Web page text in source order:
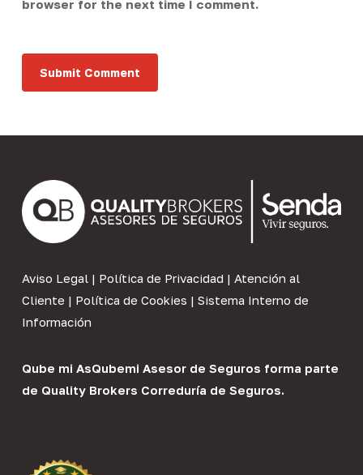
browser for the next time I comment.
Aviso Legal| Política de Privacidad | Atención al
Cliente | Política de Cookies | Sistema Interno de
Información
Qube mi AsQubemi Asesor de Seguros forma parte
de Quality Brokers Correduría de Seguros.